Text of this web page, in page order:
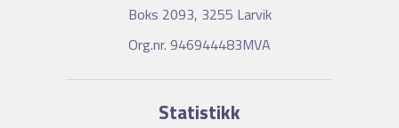
Boks 2093, 3255 Larvik
Org.nr. 946944483MVA
Statistikk